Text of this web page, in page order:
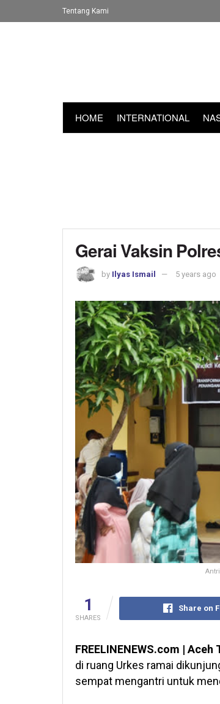
Tentang Kami
HOME INTERNATIONAL
Gerai Vaksin
by Ilyas Ismail 5 years ago
1
SHARES
Share on
FREELINENEWS.com | Aceh
di ruang Urkes ramai
sempat mengantri untuk